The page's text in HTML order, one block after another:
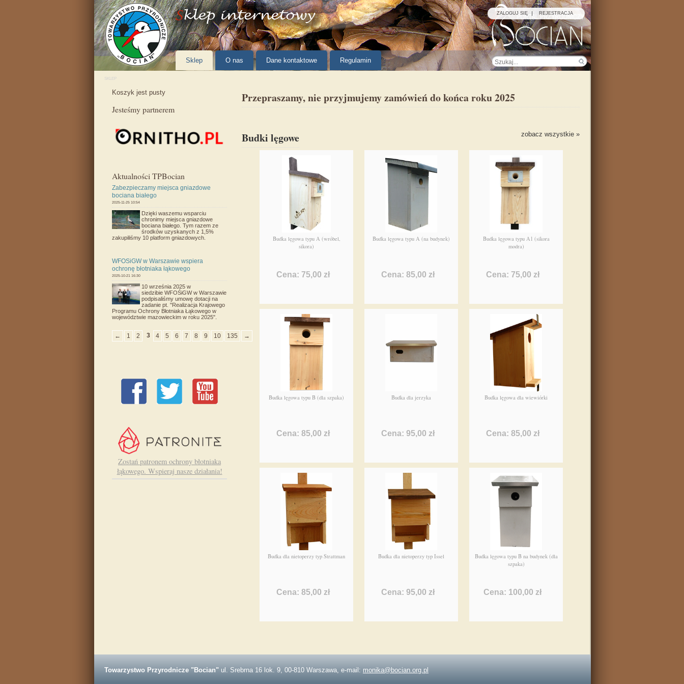
ZALOGUJ SIĘ REJESTRACJA
Sklep O nas Dane kontaktowe Regulamin
SKLEP
Przepraszamy, nie przyjmujemy zamówień do końca roku 2025
Budki lęgowe zobacz wszystkie »
Budka lęgowa typu A (wróbel,
sikora)
Cena: 75,00 zł
Budka lęgowa typu A (na budynek)
Cena: 85,00 zł
Budka lęgowa typu A1 (sikora
modra)
Cena: 75,00 zł
Budka lęgowa typu B (dla szpaka)
Cena: 85,00 zł
Budka dla jerzyka
Cena: 95,00 zł
Budka lęgowa dla wiewiórki
Cena: 85,00 zł
Budka dla nietoperzy typ Strattman
Cena: 85,00 zł
Budka dla nietoperzy typ Issel
Cena: 95,00 zł
Budka lęgowa typu B na budynek (dla
szpaka)
Cena: 100,00 zł
Koszyk jest pusty
Jesteśmy partnerem
Aktualności TPBocian
Zabezpieczamy miejsca gniazdowe
bociana białego
2025-11-25 10:54
Dzięki waszemu wsparciu
chronimy miejsca gniazdowe
bociana białego. Tym razem ze
środków uzyskanych z 1,5%
zakupiliśmy 10 platform gniazdowych.
WFOSiGW w Warszawie wspiera
ochronę błotniaka łąkowego
2025-10-21 16:30
10 września 2025 w
siedzibie WFOŚiGW w Warszawie
podpisaliśmy umowę dotacji na
zadanie pt. "Realizacja Krajowego
Programu Ochrony Błotniaka Łąkowego w
województwie mazowieckim w roku 2025".
← 1 2 3 4 5 6 7 8 9 10 135 →
Zostań patronem ochrony błotniaka
łąkowego. Wspieraj nasze działania!
Towarzystwo Przyrodnicze "Bocian" ul. Srebrna 16 lok. 9, 00-810 Warszawa, e-mail: monika@bocian.org.pl